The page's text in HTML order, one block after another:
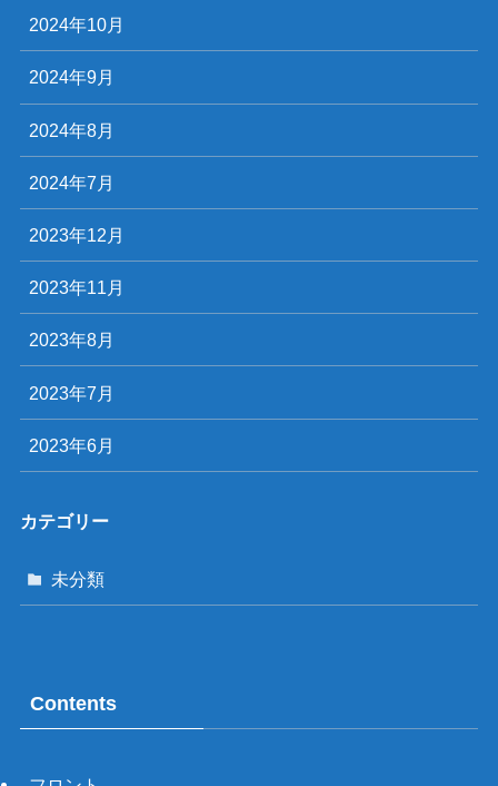
2024年10月
2024年9月
2024年8月
2024年7月
2023年12月
2023年11月
2023年8月
2023年7月
2023年6月
カテゴリー
未分類
Contents